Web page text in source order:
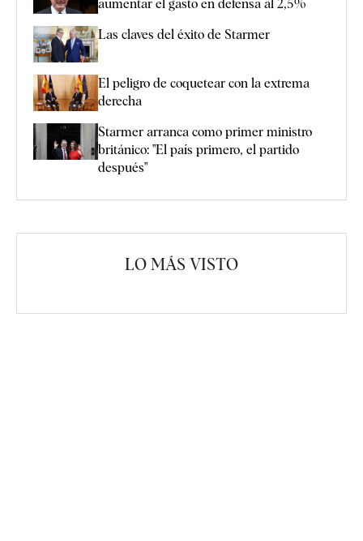
aumentar el gasto en defensa al 2,5%
Las claves del éxito de Starmer
El peligro de coquetear con la extrema
derecha
Starmer arranca como primer ministro
británico: "El país primero, el partido
después"
LO MÁS VISTO